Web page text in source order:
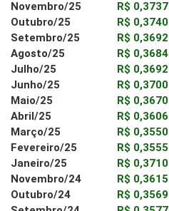
Novembro/25
R$ 0,3737
Outubro/25
R$ 0,3740
Setembro/25
R$ 0,3692
Agosto/25
R$ 0,3684
Julho/25
R$ 0,3692
Junho/25
R$ 0,3700
Maio/25
R$ 0,3670
Abril/25
R$ 0,3606
Março/25
R$ 0,3550
Fevereiro/25
R$ 0,3555
Janeiro/25
R$ 0,3710
Novembro/24
R$ 0,3615
Outubro/24
R$ 0,3569